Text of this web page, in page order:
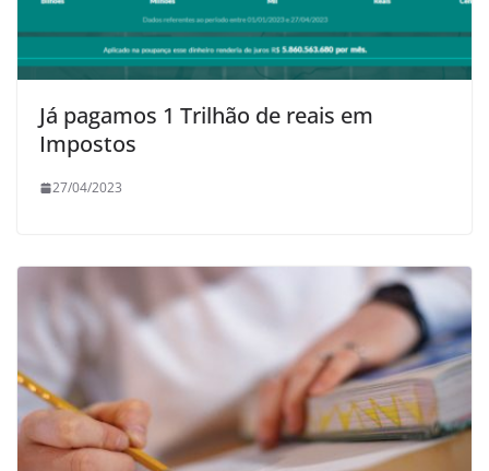
Já pagamos 1 Trilhão de reais em
Impostos
27/04/2023